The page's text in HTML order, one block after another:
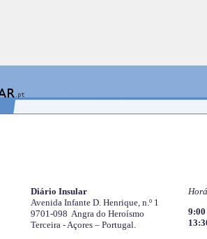
Diário Insular
Avenida Infante D. Henrique, n.º 1
9701-098 Angra do Heroísmo
Terceira - Açores – Portugal.
9:00